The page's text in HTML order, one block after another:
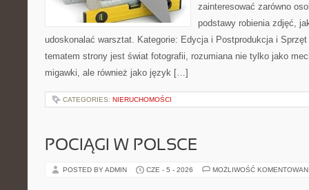
zainteresować zarówno
podstawy robienia zdjęć,
udoskonalać warsztat. Kategorie: Edycja i Postprodukcja i Sprzęt
tematem strony jest świat fotografii, rozumiana nie tylko jako
migawki, ale również jako język […]
CATEGORIES: NIERUCHOMOŚCI
POCIĄGI W POLSCE
POSTED BY ADMIN CZE - 5 - 2026 MOŻLIWOŚĆ